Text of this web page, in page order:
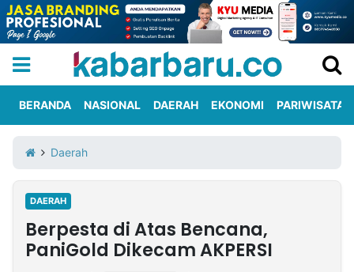
Iklan
Berita
Kami
Nasional
International
Olahraga
Entertainment
Daerah
Pariwisata
Kuliner
Kolom
BERANDA NASIONAL DAERAH EKONOMI PARIWISATA
Daerah
DAERAH
Berpesta di Atas Bencana,
PaniGold Dikecam AKPERSI